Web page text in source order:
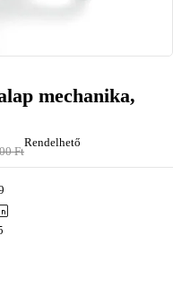
mechanika,
Ft
Rendelhető